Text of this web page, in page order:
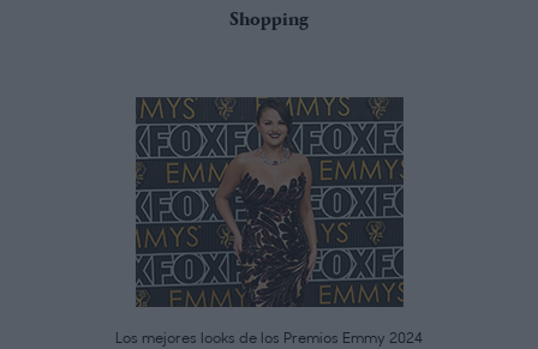
Shopping
Los mejores looks de los Premios Emmy 2024